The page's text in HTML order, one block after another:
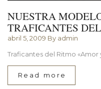
NUESTRA
TRAFICANTES
abril 5, 2009 By admin
Traficantes del Ritmo «Amor
Read more